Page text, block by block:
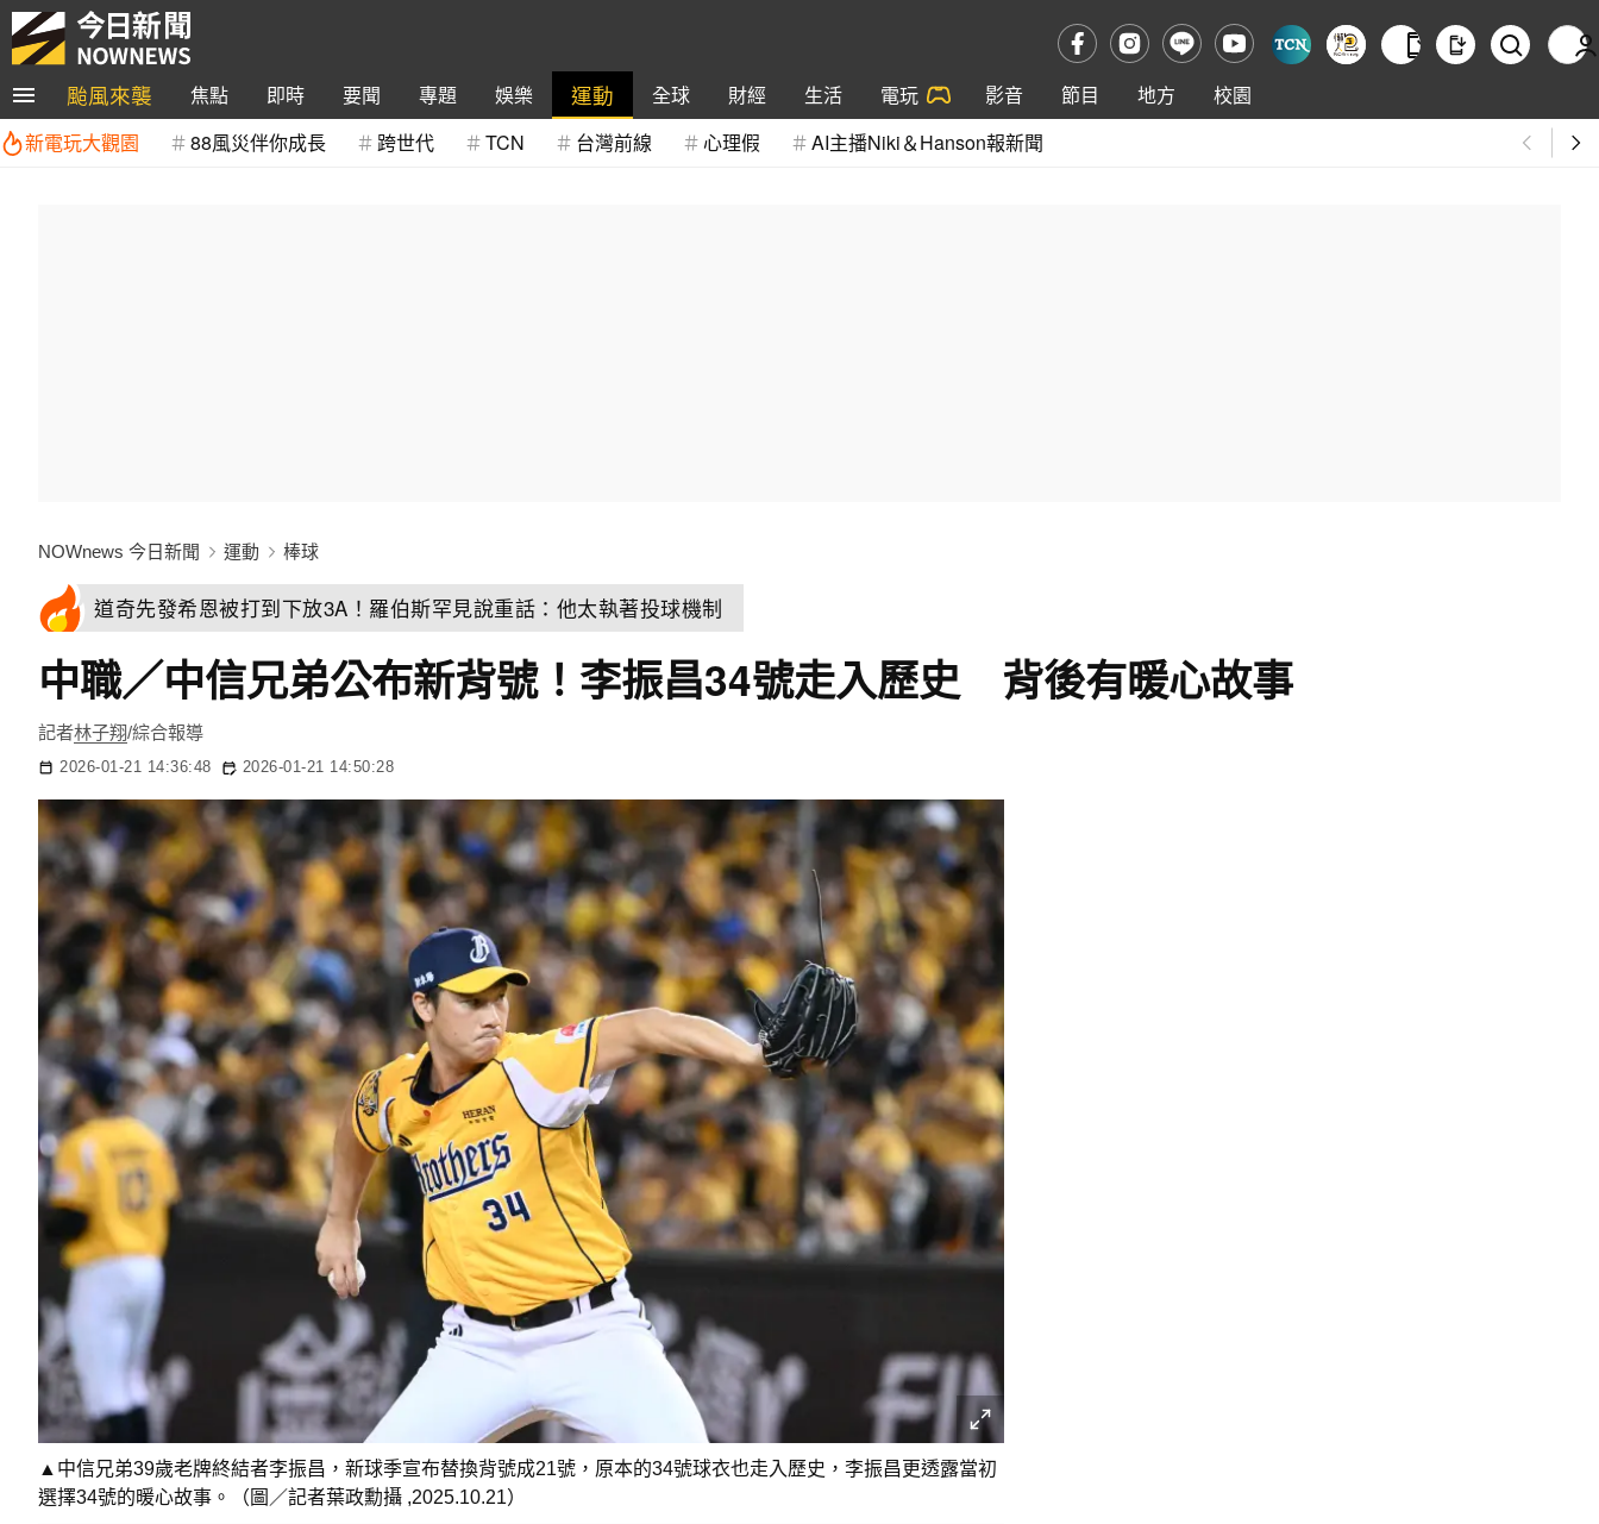
颱風來襲 焦點 即時 要聞 專題 娛樂 運動 全球 財經 生活 電玩 影音 節目 地方
校園
新電玩大觀園
88風災伴你成長 跨世代 TCN 台灣前線 心理假 AI主播Niki＆Hanson報新聞
NOWnews 今日新聞 運動 棒球
道奇先發希恩被打到下放3A！羅伯斯罕見說重話：他太執著投球機制
中職／中信兄弟公布新背號！李振昌34號走入歷史 背後有暖心故事
記者林子翔/綜合報導
2026-01-21 14:36:48 2026-01-21 14:50:28
▲中信兄弟39歲老牌終結者李振昌，新球季宣布替換背號成21號，原本的34號球衣也走入歷史，李振昌更透露當初
選擇34號的暖心故事。（圖／記者葉政勳攝 ,2025.10.21）